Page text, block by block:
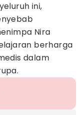
ini,
Nira
berharga
dalam